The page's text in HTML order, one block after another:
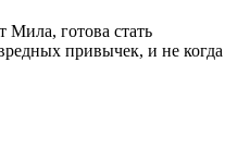
Мила, готова стать
привычек, и не когда